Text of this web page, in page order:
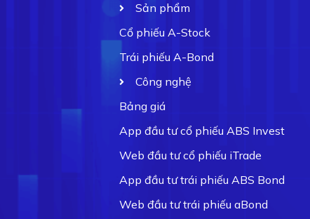
Sản phẩm
Cổ phiếu A-Stock
Trái phiếu A-Bond
Công nghệ
Bảng giá
App đầu tư cổ phiếu ABS Invest
Web đầu tư cổ phiếu iTrade
App đầu tư trái phiếu ABS Bond
Web đầu tư trái phiếu aBond